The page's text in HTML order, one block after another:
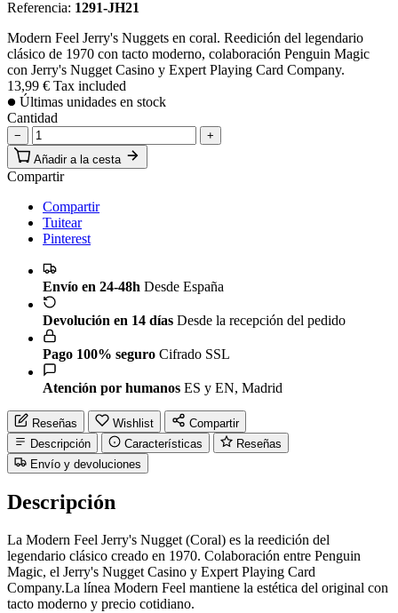
Referencia: 1291-JH21
Modern Feel Jerry's Nuggets en coral. Reedición del legendario
clásico de 1970 con tacto moderno, colaboración Penguin Magic
con Jerry's Nugget Casino y Expert Playing Card Company.
13,99 € Tax included
Últimas unidades en stock
Cantidad
−
+
Añadir a la cesta
Compartir
Compartir
Tuitear
Pinterest
Envío en 24-48h Desde España
Devolución en 14 días Desde la recepción del pedido
Pago 100% seguro Cifrado SSL
Atención por humanos ES y EN, Madrid
Reseñas Wishlist
Compartir
Descripción
Características
Reseñas
Envío y devoluciones
Descripción
La Modern Feel Jerry's Nugget (Coral) es la reedición del
legendario clásico creado en 1970. Colaboración entre Penguin
Magic, el Jerry's Nugget Casino y Expert Playing Card
Company.La línea Modern Feel mantiene la estética del original con
tacto moderno y precio cotidiano.